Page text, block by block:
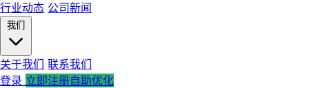
行业动态 公司新闻
我们
关于我们 联系我们
登录 立即注册自助优化